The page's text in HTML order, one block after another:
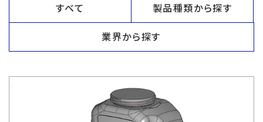
すべて 製品種類から探す
業界から探す